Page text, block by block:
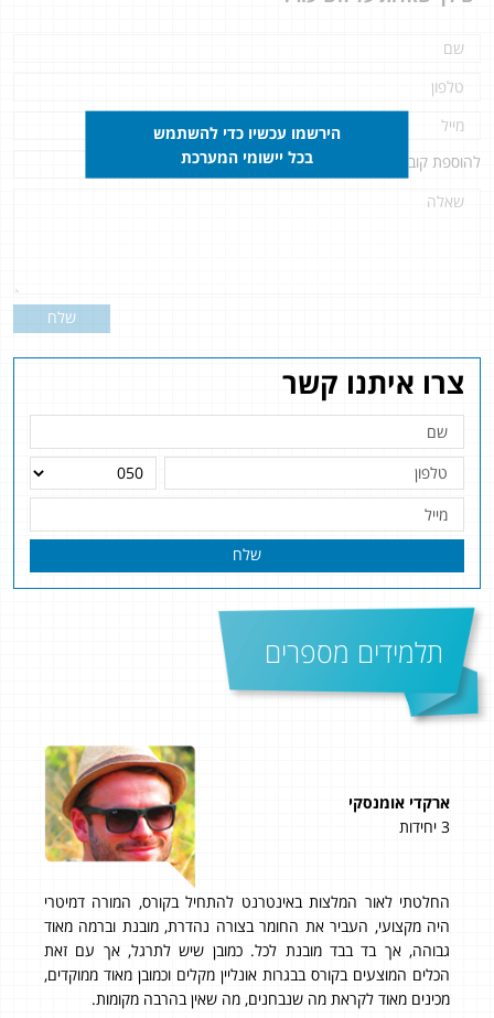
צרו איתנו קשר
שלח
תלמידים מספרים
ארקדי אומנסקי
3 יחידות
החלטתי לאור המלצות באינטרנט להתחיל בקורס, המורה דמיטרי
היה מקצועי, העביר את החומר בצורה נהדרת, מובנת וברמה מאוד
גבוהה, אך בד בבד מובנת לכל. כמובן שיש לתרגל, אך עם זאת
הכלים המוצעים בקורס בבגרות אונליין מקלים וכמובן מאוד ממוקדים,
מכינים מאוד לקראת מה שנבחנים, מה שאין בהרבה מקומות.
להוספת קובץ
שלח
הירשמו עכשיו כדי להשתמש
בכל יישומי המערכת